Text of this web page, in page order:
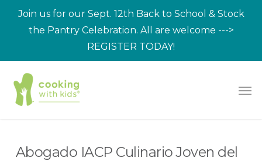
Join us for our Sept. 12th Back to School & Stock
the Pantry Celebration. All are welcome --->
REGISTER TODAY!
Saltar
Abogado IACP Culinario Joven del